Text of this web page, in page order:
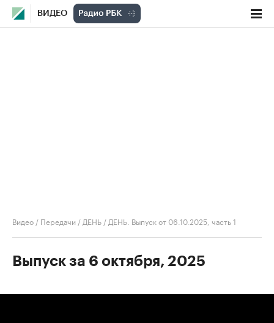
ВИДЕО
Видео / Передачи / ДЕНЬ / ДЕНЬ. Выпуск от 06.10.2025, часть 1
Выпуск за 6 октября, 2025